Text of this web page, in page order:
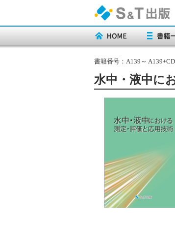
書籍番号： A139～ A139+CD
水中・液中に